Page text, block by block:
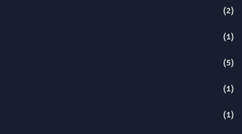
(2)
(1)
(5)
(1)
(1)